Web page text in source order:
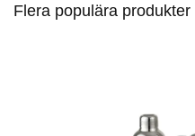
Flera populära produkter